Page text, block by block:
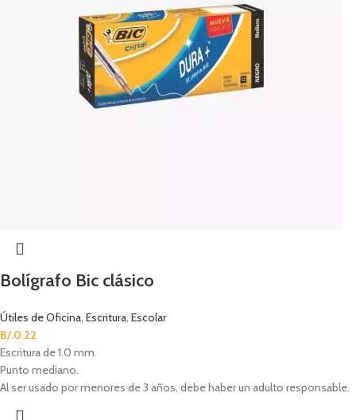
Bolígrafo Bic clásico
Útiles de Oficina, Escritura, Escolar
B/.0.22
Escritura de 1.0 mm.
Punto mediano.
Al ser usado por menores de 3 años, debe haber un adulto responsable.